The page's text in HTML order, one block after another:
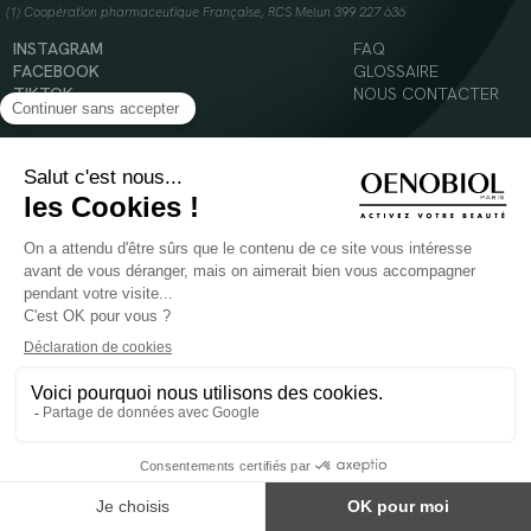
(1) Coopération pharmaceutique Française, RCS Melun 399 227 636
INSTAGRAM
FACEBOOK
TIKTOK
YOUTUBE
FAQ
GLOSSAIRE
NOUS CONTACTER
© 2024 Oenobiol Paris
Mentions légales
Politique en matière de cookies
POUR VOTRE SANTÉ, MANGEZ AU MOINS CINQ FRUITS ET LÉGUMES PAR JOUR -
Les complément alimentaires doivent être utilisés dans le cadre d'un mode de vie sain et
ne pas être utilisés comme substituts d'un régimes alimentaire varié et équilibré.